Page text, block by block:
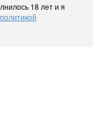
18 лет и я
политикой